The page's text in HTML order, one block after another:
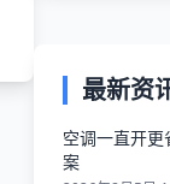
最新资
空调一直开
案